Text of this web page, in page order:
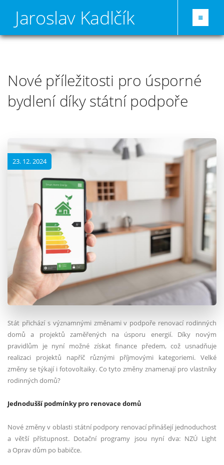
Jaroslav Kadlčík
Nové příležitosti pro úsporné
bydlení díky státní podpoře
23. 12. 2024
Stát přichází s významnými změnami v podpoře renovací rodinných
domů a projektů zaměřených na úsporu energií. Díky novým
pravidlům je nyní možné získat finance předem, což usnadňuje
realizaci projektů napříč různými příjmovými kategoriemi. Velké
změny se týkají i fotovoltaiky. Co tyto změny znamenají pro vlastníky
rodinných domů?
Jednodušší podmínky pro renovace domů
Nové změny v oblasti státní podpory renovací přinášejí jednoduchost
a větší přístupnost. Dotační programy jsou nyní dva: NZÚ Light
a Oprav dům po babičce.